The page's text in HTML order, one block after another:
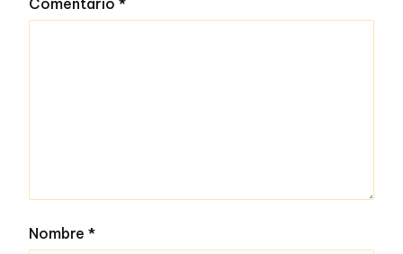
Comentario *
Nombre *